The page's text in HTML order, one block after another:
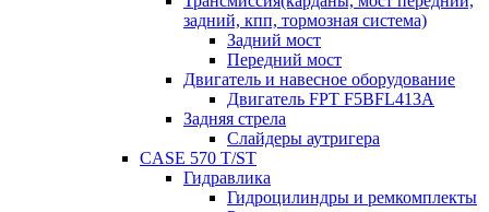
задний, кпп, тормозная система)
Задний мост
Передний мост
Двигатель и навесное оборудование
Двигатель FPT F5BFL413A
Задняя стрела
Слайдеры аутригера
CASE 570 T/ST
Гидравлика
Гидроцилиндры и ремкомплекты